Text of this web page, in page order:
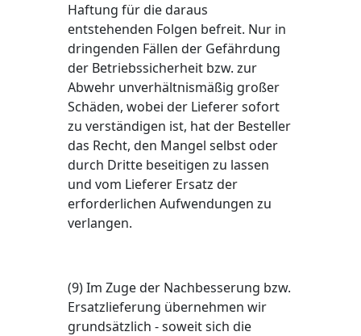
Haftung für die daraus
entstehenden Folgen befreit. Nur in
dringenden Fällen der Gefährdung
der Betriebssicherheit bzw. zur
Abwehr unverhältnismäßig großer
Schäden, wobei der Lieferer sofort
zu verständigen ist, hat der Besteller
das Recht, den Mangel selbst oder
durch Dritte beseitigen zu lassen
und vom Lieferer Ersatz der
erforderlichen Aufwendungen zu
verlangen.
(9) Im Zuge der Nachbesserung bzw.
Ersatzlieferung übernehmen wir
grundsätzlich - soweit sich die